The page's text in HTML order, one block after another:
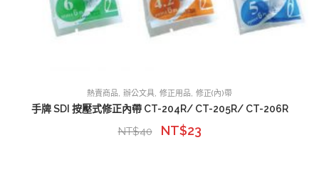
熱賣商品 辦公文具 修正用品 修正(內)帶
手牌 SDI 按壓式修正內帶 CT-204R/ CT-205R/ CT-206R
NT$40 NT$23